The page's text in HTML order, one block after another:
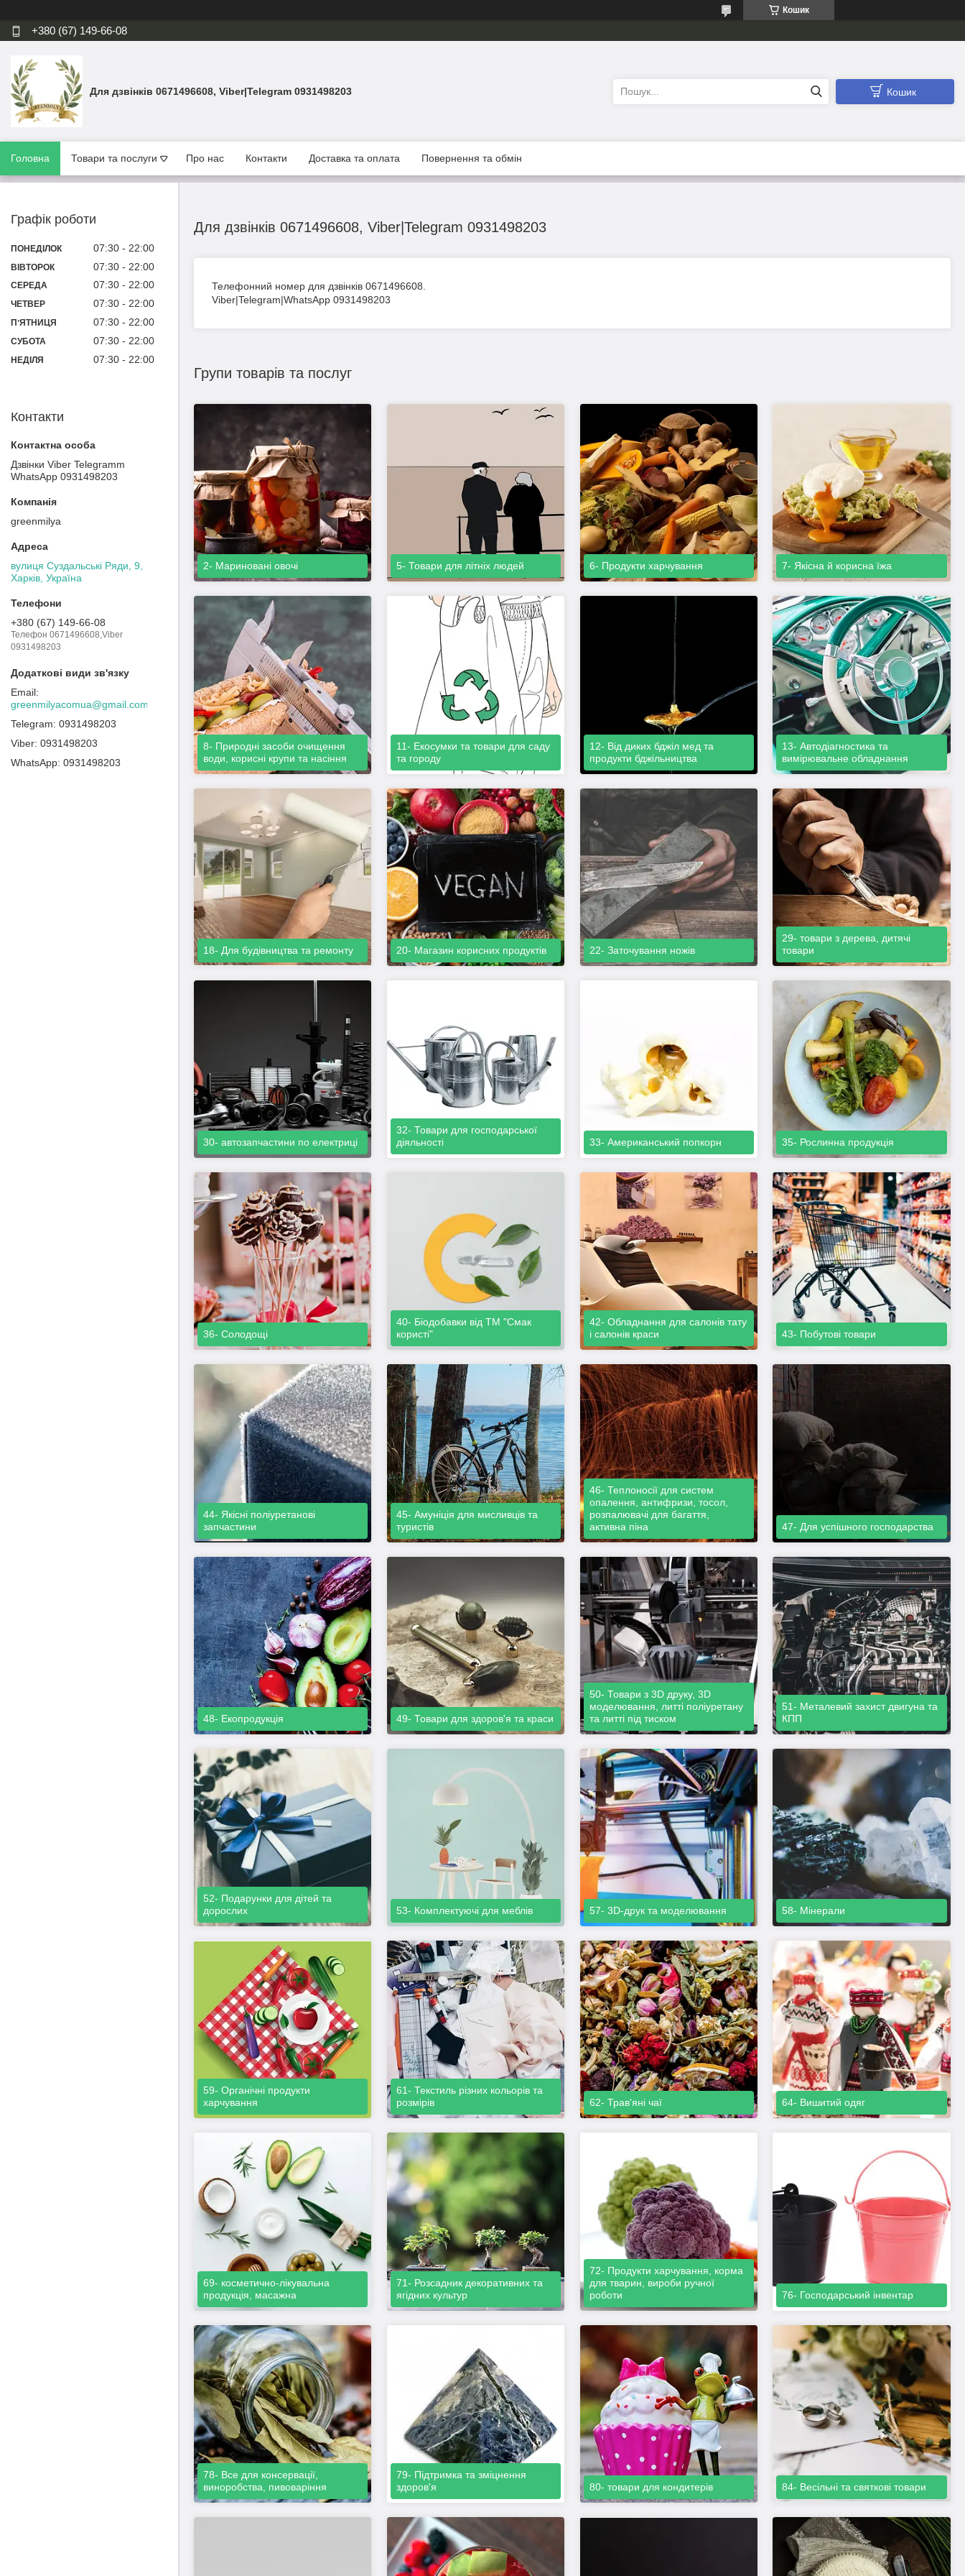
Кошик
+380 (67) 149-66-08
Для дзвінків 0671496608, Viber|Telegram 0931498203 Кошик
Головна Товари та послуги Про нас Контакти Доставка та оплата Повернення та обмін
Для дзвінків 0671496608, Viber|Telegram 0931498203
Телефонний номер для дзвінків 0671496608.
​​​Viber|Telegram|WhatsApp 0931498203
Групи товарів та послуг
2- Мариновані овочі 5- Товари для літніх людей 6- Продукти харчування 7- Якісна й корисна їжа
8- Природні засоби очищення
води, корисні крупи та насіння
11- Екосумки та товари для саду
та городу
12- Від диких бджіл мед та
продукти бджільництва
13- Автодіагностика та
вимірювальне обладнання
18- Для будівництва та ремонту 20- Магазин корисних продуктів 22- Заточування ножів
29- товари з дерева, дитячі
товари
30- автозапчастини по електриці
32- Товари для господарської
діяльності
33- Американський попкорн 35- Рослинна продукція
36- Солодощі
40- Біодобавки від ТМ "Смак
користі"
42- Обладнання для салонів тату
і салонів краси
43- Побутові товари
44- Якісні поліуретанові
запчастини
45- Амуніція для мисливців та
туристів
46- Теплоносії для систем
опалення, антифризи, тосол,
розпалювачі для багаття,
активна піна
47- Для успішного господарства
48- Екопродукція 49- Товари для здоров'я та краси
50- Товари з 3D друку, 3D
моделювання, литті поліуретану
та литті під тиском
51- Металевий захист двигуна та
КПП
52- Подарунки для дітей та
дорослих
53- Комплектуючі для меблів 57- 3D-друк та моделювання 58- Мінерали
59- Органічні продукти
харчування
61- Текстиль різних кольорів та
розмірів
62- Трав'яні чаї 64- Вишитий одяг
69- косметично-лікувальна
продукція, масажна
71- Розсадник декоративних та
ягідних культур
72- Продукти харчування, корма
для тварин, вироби ручної
роботи
76- Господарський інвентар
78- Все для консервації,
виноробства, пивоваріння
79- Підтримка та зміцнення
здоров'я
80- товари для кондитерів 84- Весільні та святкові товари
Графік роботи
ПОНЕДІЛОК 07:30 22:00
ВІВТОРОК 07:30 22:00
СЕРЕДА 07:30 22:00
ЧЕТВЕР 07:30 22:00
ПʼЯТНИЦЯ 07:30 22:00
СУБОТА 07:30 22:00
НЕДІЛЯ 07:30 22:00
Контакти
Дзвінки Viber Telegramm
WhatsApp 0931498203
greenmilya
вулиця Суздальські Ряди, 9,
Харків, Україна
+380 (67) 149-66-08
Телефон 0671496608,Viber
0931498203
greenmilyacomua@gmail.com
0931498203
0931498203
0931498203